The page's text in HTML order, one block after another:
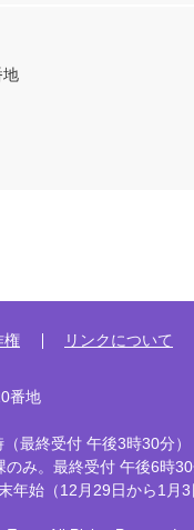
権 リンクについて
番地
（最終受付 午後3時30分）
のみ。最終受付 午後6時
年始（12月29日から1月3